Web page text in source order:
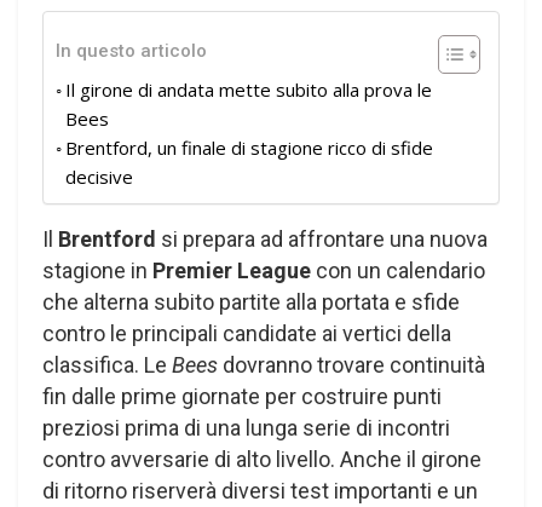
In questo articolo
Il girone di andata mette subito alla prova le
Bees
Brentford, un finale di stagione ricco di sfide
decisive
Il Brentford si prepara ad affrontare una nuova
stagione in Premier League con un calendario
che alterna subito partite alla portata e sfide
contro le principali candidate ai vertici della
classifica. Le Bees dovranno trovare continuità
fin dalle prime giornate per costruire punti
preziosi prima di una lunga serie di incontri
contro avversarie di alto livello. Anche il girone
di ritorno riserverà diversi test importanti e un